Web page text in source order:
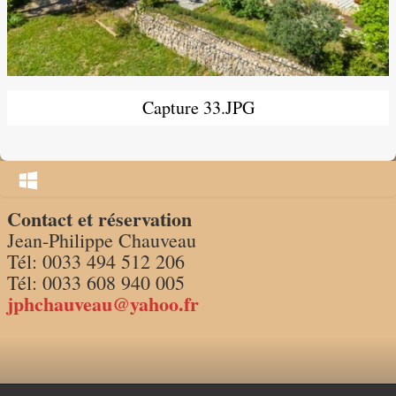
Tarifs/calendrier 2026
Capture 33.JPG
Contact et réservation
Jean-Philippe Chauveau
Tél: 0033 494 512 206
Tél: 0033 608 940 005
jphchauveau@yahoo.fr